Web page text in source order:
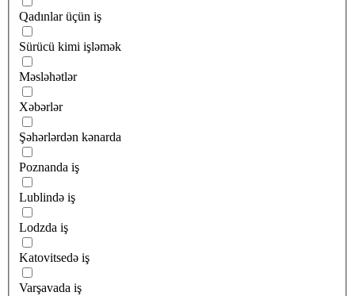
Qadınlar üçün iş
Sürücü kimi işləmək
Məsləhətlər
Xəbərlər
Şəhərlərdən kənarda
Poznanda iş
Lublində iş
Lodzda iş
Katovitsedə iş
Varşavada iş